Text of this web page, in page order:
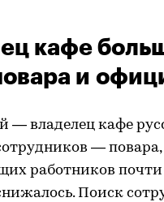
кафе
и
— владелец кафе
—
работников
Поиск